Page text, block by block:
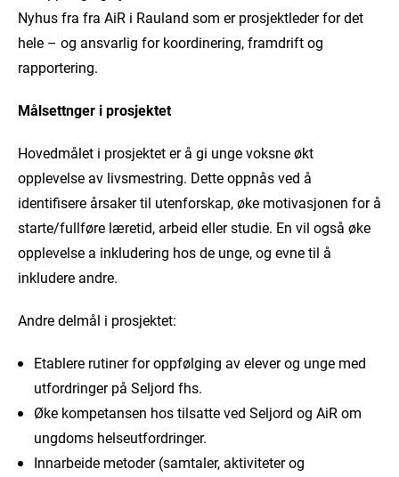
Nyhus fra fra AiR i Rauland som er prosjektleder for det
hele – og ansvarlig for koordinering, framdrift og
rapportering.
Målsettnger i prosjektet
Hovedmålet i prosjektet er å gi unge voksne økt
opplevelse av livsmestring. Dette oppnås ved å
identifisere årsaker til utenforskap, øke motivasjonen for å
starte/fullføre læretid, arbeid eller studie. En vil også øke
opplevelse a inkludering hos de unge, og evne til å
inkludere andre.
Andre delmål i prosjektet:
Etablere rutiner for oppfølging av elever og unge med
utfordringer på Seljord fhs.
Øke kompetansen hos tilsatte ved Seljord og AiR om
ungdoms helseutfordringer.
Innarbeide metoder (samtaler, aktiviteter og